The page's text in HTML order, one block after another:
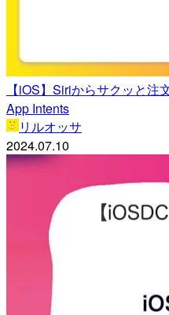
【iOS】Siriからサクッと
App Intents
リルオッサ
2024.07.10